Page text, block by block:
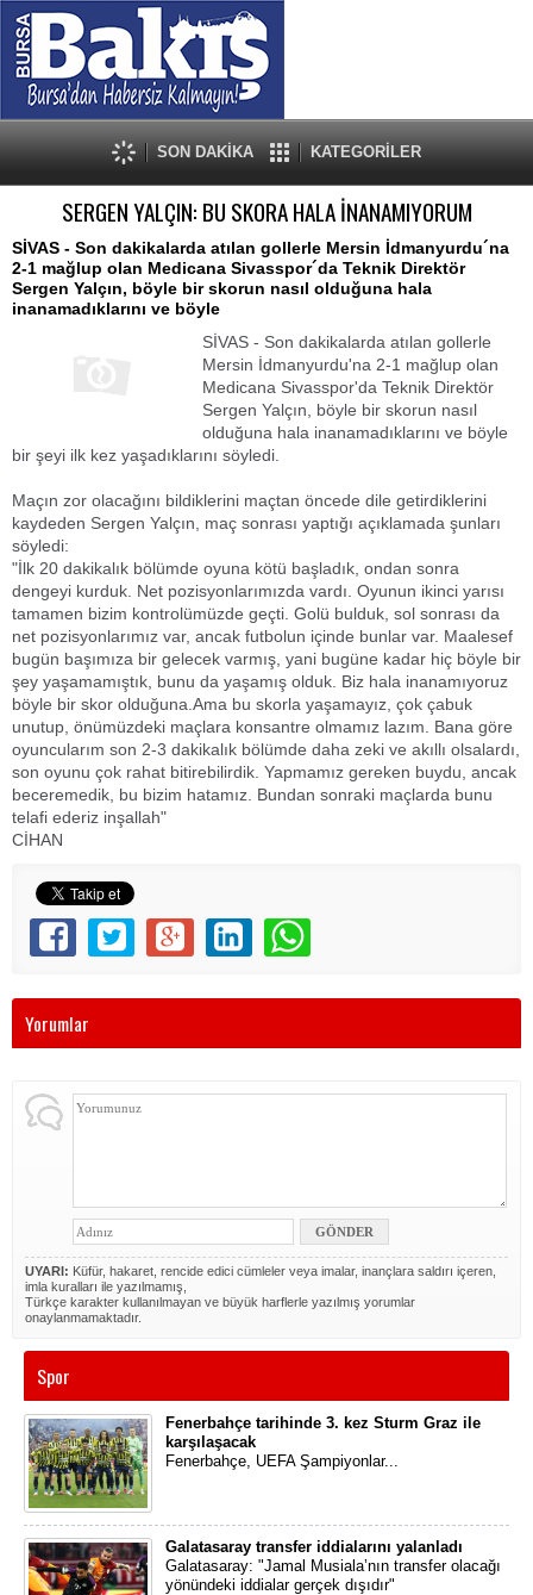
SON DAKİKA KATEGORİLER
SERGEN YALÇIN: BU SKORA HALA İNANAMIYORUM
SİVAS - Son dakikalarda atılan gollerle Mersin İdmanyurdu´na
2-1 mağlup olan Medicana Sivasspor´da Teknik Direktör
Sergen Yalçın, böyle bir skorun nasıl olduğuna hala
inanamadıklarını ve böyle
SİVAS - Son dakikalarda atılan gollerle
Mersin İdmanyurdu'na 2-1 mağlup olan
Medicana Sivasspor'da Teknik Direktör
Sergen Yalçın, böyle bir skorun nasıl
olduğuna hala inanamadıklarını ve böyle
bir şeyi ilk kez yaşadıklarını söyledi.
Maçın zor olacağını bildiklerini maçtan öncede dile getirdiklerini
kaydeden Sergen Yalçın, maç sonrası yaptığı açıklamada şunları
söyledi:
"İlk 20 dakikalık bölümde oyuna kötü başladık, ondan sonra
dengeyi kurduk. Net pozisyonlarımızda vardı. Oyunun ikinci yarısı
tamamen bizim kontrolümüzde geçti. Golü bulduk, sol sonrası da
net pozisyonlarımız var, ancak futbolun içinde bunlar var. Maalesef
bugün başımıza bir gelecek varmış, yani bugüne kadar hiç böyle bir
şey yaşamamıştık, bunu da yaşamış olduk. Biz hala inanamıyoruz
böyle bir skor olduğuna.Ama bu skorla yaşamayız, çok çabuk
unutup, önümüzdeki maçlara konsantre olmamız lazım. Bana göre
oyuncularım son 2-3 dakikalık bölümde daha zeki ve akıllı olsalardı,
son oyunu çok rahat bitirebilirdik. Yapmamız gereken buydu, ancak
beceremedik, bu bizim hatamız. Bundan sonraki maçlarda bunu
telafi ederiz inşallah"
CİHAN
Yorumlar
UYARI: Küfür, hakaret, rencide edici cümleler veya imalar, inançlara saldırı içeren,
imla kuralları ile yazılmamış,
Türkçe karakter kullanılmayan ve büyük harflerle yazılmış yorumlar
onaylanmamaktadır.
Spor
Fenerbahçe tarihinde 3. kez Sturm Graz ile
karşılaşacak
Fenerbahçe, UEFA Şampiyonlar...
Galatasaray transfer iddialarını yalanladı
Galatasaray: "Jamal Musiala’nın transfer olacağı
yönündeki iddialar gerçek dışıdır"